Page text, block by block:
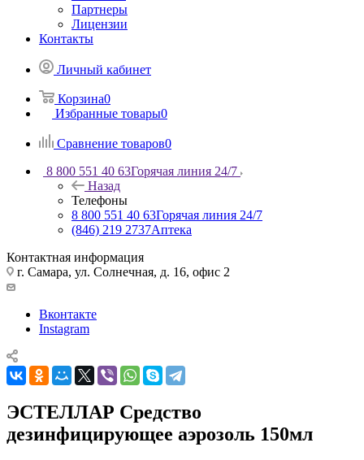
Партнеры
Лицензии
Контакты
Личный кабинет
Корзина0
Избранные товары0
Сравнение товаров0
8 800 551 40 63Горячая линия 24/7
Назад
Телефоны
8 800 551 40 63Горячая линия 24/7
(846) 219 2737Аптека
Контактная информация
г. Самара, ул. Солнечная, д. 16, офис 2
Вконтакте
Instagram
ЭСТЕЛЛАР Средство
дезинфицирующее аэрозоль 150мл